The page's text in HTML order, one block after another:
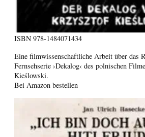
ISBN 978-1484071434
Eine filmwissenschaftliche Arbeit über das
Fernsehserie ›Dekalog‹ des polnischen
Kieślowski.
Bei Amazon bestellen